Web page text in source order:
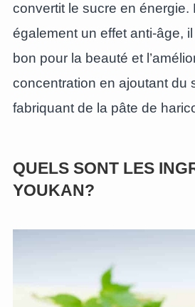
convertit le sucre en énergie.
également un effet anti-âge,
bon pour la beauté et
concentration en ajoutant du
fabriquant de la pâte de
QUELS SONT LES
YOUKAN?